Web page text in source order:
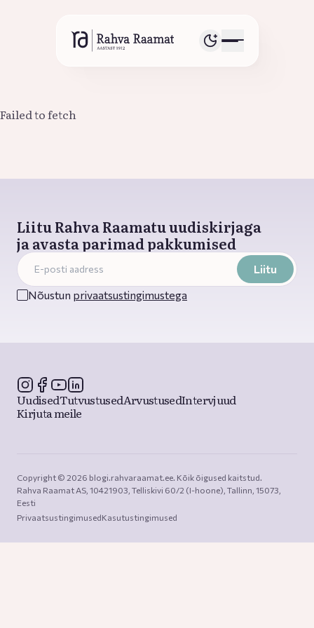
Failed to fetch
Liitu Rahva Raamatu uudiskirjaga
ja avasta parimad pakkumised
Liitu
Nõustun privaatsustingimustega
UudisedTutvustusedArvustusedIntervjuud
Kirjuta meile
Copyright © 2026 blogi.rahvaraamat.ee. Kõik õigused kaitstud.
Rahva Raamat AS, 10421903, Telliskivi 60/2 (I-hoone), Tallinn, 15073,
Eesti
PrivaatsustingimusedKasutustingimused